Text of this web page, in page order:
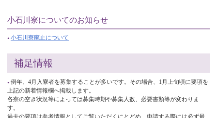
小石川寮についてのお知らせ
小石川寮廃止について
補足情報
例年、4月入寮者を募集することが多いです。その場合、1月上旬頃に要項を
上記の新着情報欄へ掲載します。
各寮の空き状況等によっては募集時期や募集人数、必要書類等が変わりま
す。